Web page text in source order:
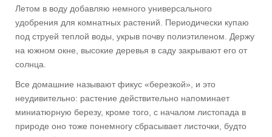
Летом в воду добавляю немного универсального
удобрения для комнатных растений. Периодически купаю
под струей теплой воды, укрыв почву полиэтиленом. Держу
на южном окне, высокие деревья в саду закрывают его от
солнца.
Все домашние называют фикус «березкой», и это
неудивительно: растение действительно напоминает
миниатюрную березу, кроме того, с началом листопада в
природе оно тоже понемногу сбрасывает листочки, будто